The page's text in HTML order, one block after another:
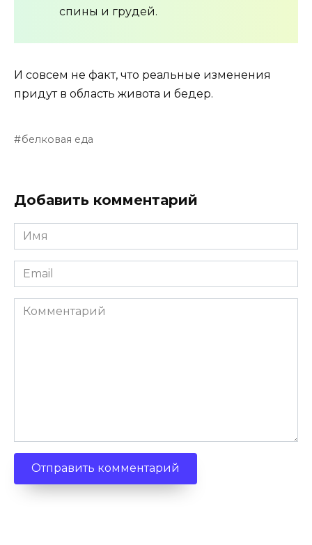
спины и грудей.
И совсем не факт, что реальные изменения
придут в область живота и бедер.
белковая еда
Добавить комментарий
Имя
*
Email
*
Комментарий